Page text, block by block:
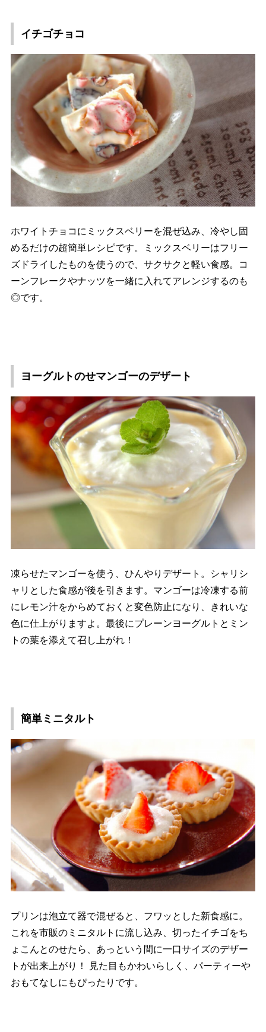
イチゴチョコ
ホワイトチョコにミックスベリーを混ぜ込み、冷やし固
めるだけの超簡単レシピです。ミックスベリーはフリー
ズドライしたものを使うので、サクサクと軽い食感。コ
ーンフレークやナッツを一緒に入れてアレンジするのも
◎です。
ヨーグルトのせマンゴーのデザート
凍らせたマンゴーを使う、ひんやりデザート。シャリシ
ャリとした食感が後を引きます。マンゴーは冷凍する前
にレモン汁をからめておくと変色防止になり、きれいな
色に仕上がりますよ。最後にプレーンヨーグルトとミン
トの葉を添えて召し上がれ！
簡単ミニタルト
プリンは泡立て器で混ぜると、フワッとした新食感に。
これを市販のミニタルトに流し込み、切ったイチゴをち
ょこんとのせたら、あっという間に一口サイズのデザー
トが出来上がり！ 見た目もかわいらしく、パーティー
おもてなしにもぴったりです。